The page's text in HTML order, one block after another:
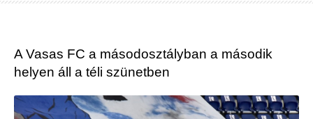
A Vasas FC a másodosztályban a második
helyen áll a téli szünetben